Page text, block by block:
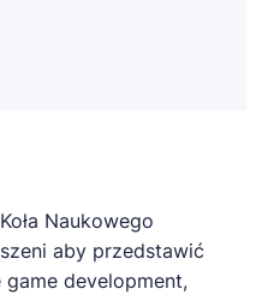
Naukowego
aby przedstawić
game development,